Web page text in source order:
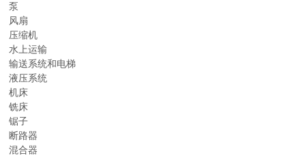
泵
风扇
压缩机
水上运输
输送系统和电梯
液压系统
机床
铣床
锯子
断路器
混合器